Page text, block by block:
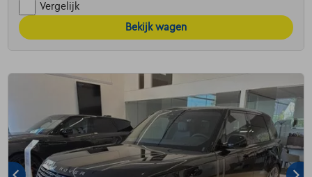
Vergelijk
Bekijk wagen